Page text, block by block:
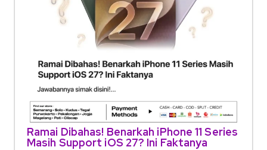
Ramai Dibahas! Benarkah iPhone 11 Series
Masih Support iOS 27? Ini Faktanya